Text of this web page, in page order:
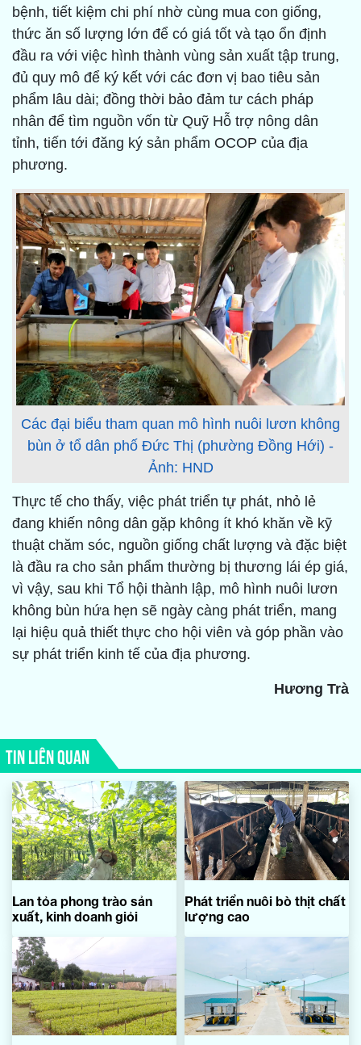
bệnh, tiết kiệm chi phí nhờ cùng mua con giống,
thức ăn số lượng lớn để có giá tốt và tạo ổn định
đầu ra với việc hình thành vùng sản xuất tập trung,
đủ quy mô để ký kết với các đơn vị bao tiêu sản
phẩm lâu dài; đồng thời bảo đảm tư cách pháp
nhân để tìm nguồn vốn từ Quỹ Hỗ trợ nông dân
tỉnh, tiến tới đăng ký sản phẩm OCOP của địa
phương.
Các đại biểu tham quan mô hình nuôi lươn không
bùn ở tổ dân phố Đức Thị (phường Đồng Hới) -
Ảnh: HND
Thực tế cho thấy, việc phát triển tự phát, nhỏ lẻ
đang khiến nông dân gặp không ít khó khăn về kỹ
thuật chăm sóc, nguồn giống chất lượng và đặc biệt
là đầu ra cho sản phẩm thường bị thương lái ép giá,
vì vậy, sau khi Tổ hội thành lập, mô hình nuôi lươn
không bùn hứa hẹn sẽ ngày càng phát triển, mang
lại hiệu quả thiết thực cho hội viên và góp phần vào
sự phát triển kinh tế của địa phương.
Hương Trà
TIN LIÊN QUAN
Lan tỏa phong trào sản
xuất, kinh doanh giỏi
Phát triển nuôi bò thịt chất
lượng cao